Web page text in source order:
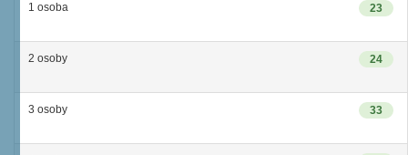
23
1 osoba
24
2 osoby
33
3 osoby